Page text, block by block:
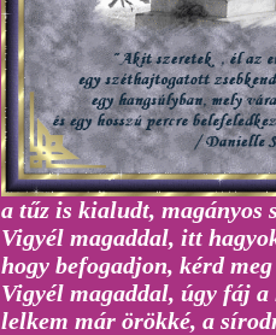
a tűz is kialudt, magányos
Vigyél magaddal, itt
hogy befogadjon, kérd
Vigyél magaddal, úgy fáj a
lelkem már örökké, a